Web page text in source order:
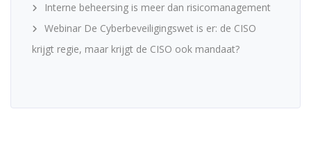
Interne beheersing is meer dan risicomanagement
Webinar De Cyberbeveiligingswet is er: de CISO
krijgt regie, maar krijgt de CISO ook mandaat?